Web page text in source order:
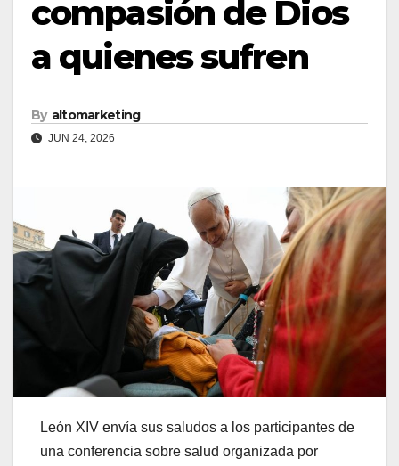
compasión de Dios
a quienes sufren
By altomarketing
JUN 24, 2026
León XIV envía sus saludos a los participantes de
una conferencia sobre salud organizada por